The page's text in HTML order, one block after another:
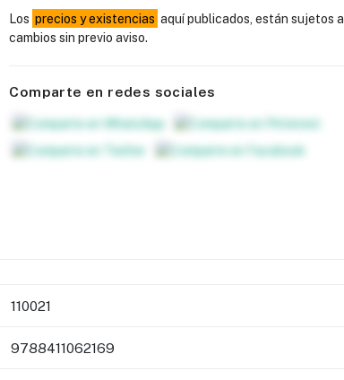
Los precios y existencias aquí publicados, están sujetos a
cambios sin previo aviso.
Comparte en redes sociales
110021
9788411062169